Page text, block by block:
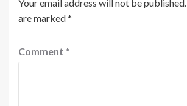
Your email address will not be published.
are marked*
Comment *